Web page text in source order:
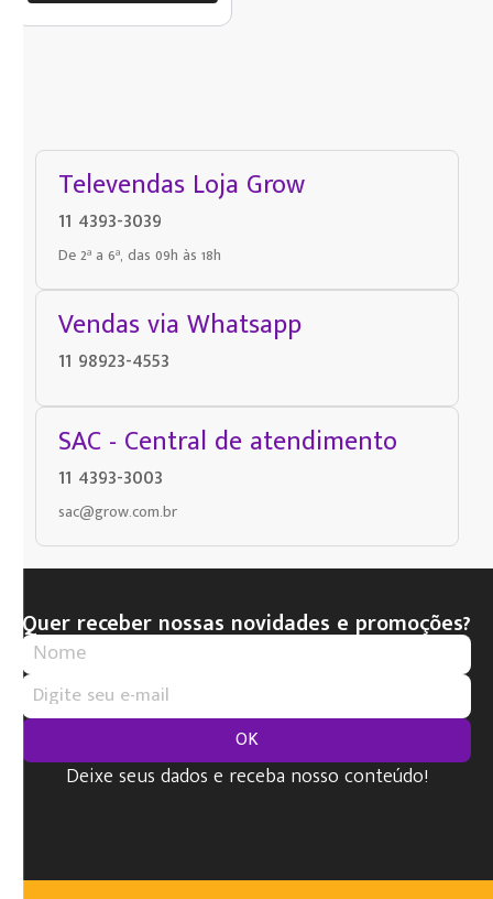
Televendas Loja Grow
11 4393-3039
De 2ª a 6ª, das 09h às 18h
Vendas via Whatsapp
11 98923-4553
SAC - Central de atendimento
11 4393-3003
sac@grow.com.br
Quer receber nossas novidades e promoções?
OK
Deixe seus dados e receba nosso conteúdo!